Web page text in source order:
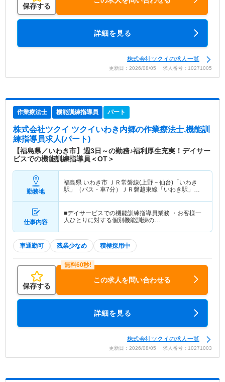
保存する
詳細を見る
株式会社ツクイの求人一覧
更新日：2026/08/05 求人番号：10271005
作業療法士 機能訓練指導員 パート
株式会社ツクイ ツクイいわき内郷の作業療法士,機能訓
練指導員求人(パート)
【福島県／いわき市】週3日～の勤務♪福利厚生充実！デイサー
ビスでの機能訓練指導員＜OT＞
勤務地
福島県 いわき市 ＪＲ常磐線(上野－仙台)「いわき
駅」（バス・車7分）ＪＲ磐越東線「いわき駅」
仕事内容
■デイサービスでの機能訓練指導員業務 ・お客様一
人ひとりに対する個別機能訓練の…
車通勤可 残業少なめ 積極採用中
保存する
この求人を問い合わせる
詳細を見る
株式会社ツクイの求人一覧
更新日：2026/08/05 求人番号：10271003